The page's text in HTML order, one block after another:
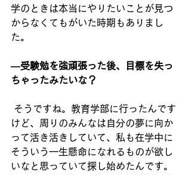
学のときは本当にやりたいことが見つ
からなくてもがいた時期もありまし
た。
―受験勉を強頑張った後、目標を失っ
ちゃったみたいな？
そうですね。教育学部に行ったんです
けど、周りのみんなは自分の夢に向か
って活き活きしていて、私も在学中に
そういう一生懸命になれるものが欲し
いなと思っていて探し始めたんです。